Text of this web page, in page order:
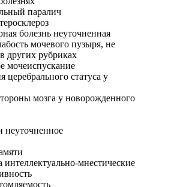
паралич
болезнь неуточненная
мочевого пузыря, не
других рубриках
мочеиспускание
статуса у
мозга у новорожденного
неуточненное
интеллектуально-мнестические